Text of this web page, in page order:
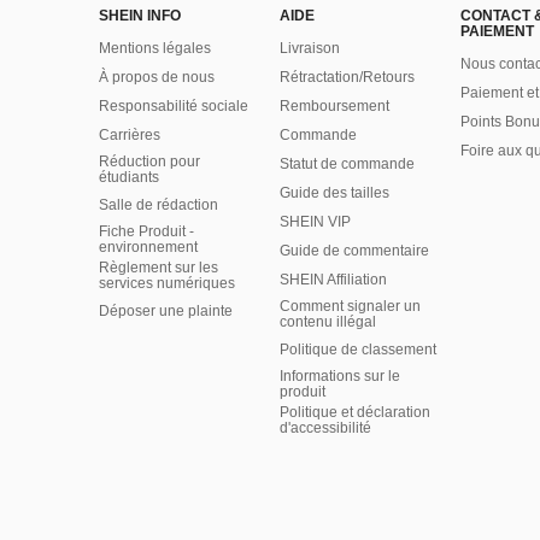
SHEIN INFO
Mentions légales
À propos de nous
Responsabilité sociale
Carrières
Réduction pour
étudiants
Salle de rédaction
Fiche Produit -
environnement
Règlement sur les
services numériques
Déposer une plainte
AIDE
Livraison
Rétractation/Retours
Remboursement
Commande
Statut de commande
Guide des tailles
SHEIN VIP
Guide de commentaire
SHEIN Affiliation
Comment signaler un
contenu illégal
Politique de classement
Informations sur le
produit
Politique et déclaration
d'accessibilité
CONTACT
PAIEMENT
Nous
Paiement
Points
Foire aux